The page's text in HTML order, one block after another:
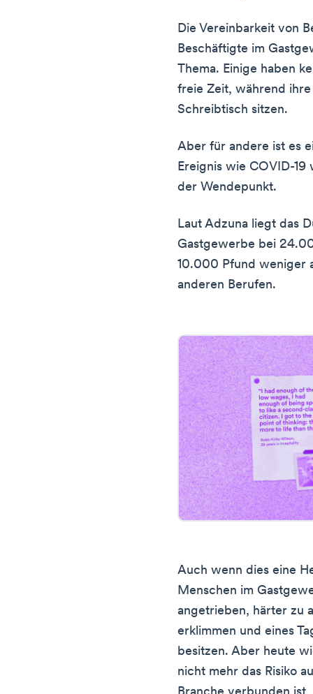
Die Vereinbarkeit von
Beschäftigte im
Thema. Einige haben
freie Zeit, während ihre
Schreibtisch sitzen.
Aber für andere ist es
Ereignis wie COVID-
der Wendepunkt.
Laut Adzuna liegt das
Gastgewerbe bei
10.000 Pfund weniger
anderen Berufen.
Auch wenn dies eine
Menschen im
angetrieben, härter zu
erklimmen und eines
besitzen. Aber heute
nicht mehr das Risiko